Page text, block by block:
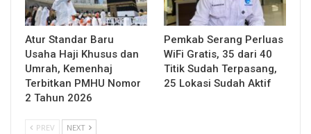
Atur Standar Baru
Usaha Haji Khusus dan
Umrah, Kemenhaj
Terbitkan PMHU Nomor
2 Tahun 2026
Pemkab Serang Perluas
WiFi Gratis, 35 dari 40
Titik Sudah Terpasang,
25 Lokasi Sudah Aktif
PREV NEXT